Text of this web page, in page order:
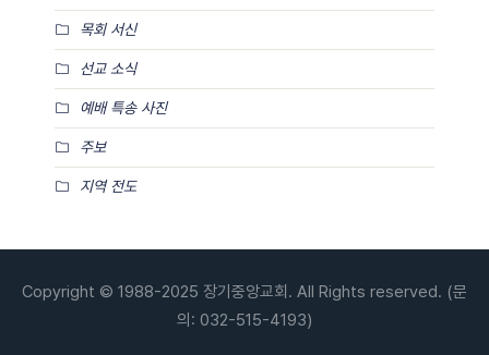
목회 서신
선교 소식
예배 특송 사진
주보
지역 전도
Copyright © 1988-2025 장기중앙교회. All Rights reserved. (문
의: 032-515-4193)